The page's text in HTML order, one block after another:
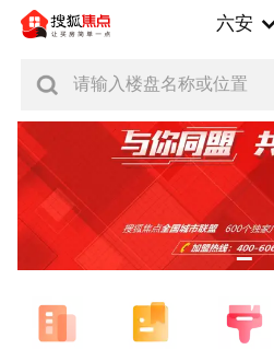
六安
请输入楼盘名称或位置